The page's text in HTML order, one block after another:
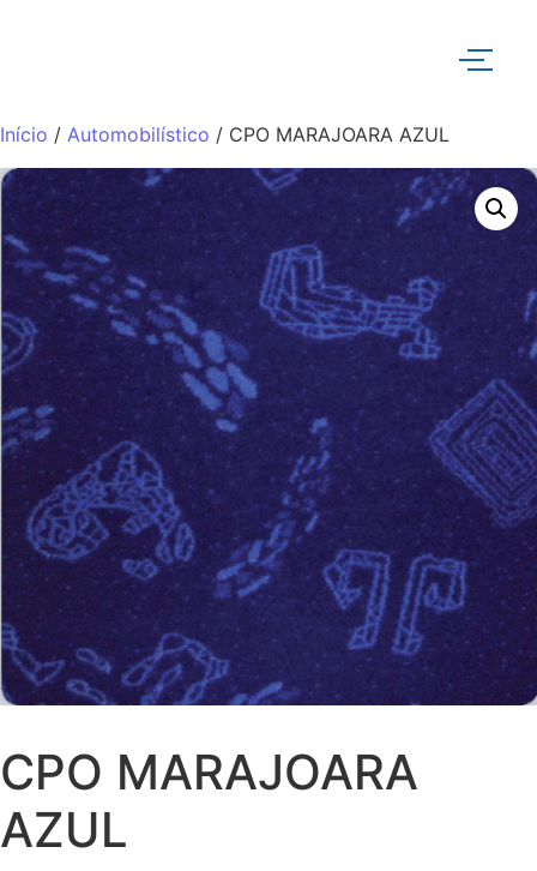
Início / Automobilístico / CPO MARAJOARA AZUL
CPO MARAJOARA
AZUL